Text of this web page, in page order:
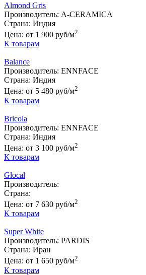
Almond Gris
Производитель: A-CERAMICA
Страна: Индия
Цена: от 1 900 руб/м2
К товарам
Balance
Производитель: ENNFACE
Страна: Индия
Цена: от 5 480 руб/м2
К товарам
Bricola
Производитель: ENNFACE
Страна: Индия
Цена: от 3 100 руб/м2
К товарам
Glocal
Производитель:
Страна:
Цена: от 7 630 руб/м2
К товарам
Super White
Производитель: PARDIS
Страна: Иран
Цена: от 1 650 руб/м2
К товарам